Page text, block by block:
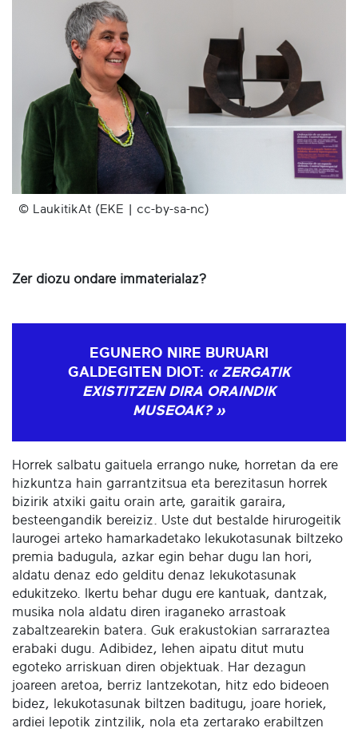
© LaukitikAt (EKE | cc-by-sa-nc)
Zer diozu ondare immaterialaz?
EGUNERO NIRE BURUARI
GALDEGITEN DIOT: « ZERGATIK
EXISTITZEN DIRA ORAINDIK
MUSEOAK? »
Horrek salbatu gaituela errango nuke, horretan da ere
hizkuntza hain garrantzitsua eta berezitasun horrek
bizirik atxiki gaitu orain arte, garaitik garaira,
besteengandik bereiziz. Uste dut bestalde hirurogeitik
laurogei arteko hamarkadetako lekukotasunak biltzeko
premia badugula, azkar egin behar dugu lan hori,
aldatu denaz edo gelditu denaz lekukotasunak
edukitzeko. Ikertu behar dugu ere kantuak, dantzak,
musika nola aldatu diren iraganeko arrastoak
zabaltzearekin batera. Guk erakustokian sarraraztea
erabaki dugu. Adibidez, lehen aipatu ditut mutu
egoteko arriskuan diren objektuak. Har dezagun
joareen aretoa, berriz lantzekotan, hitz edo bideoen
bidez, lekukotasunak biltzen baditugu, joare horiek,
ardiei lepotik zintzilik, nola eta zertarako erabiltzen